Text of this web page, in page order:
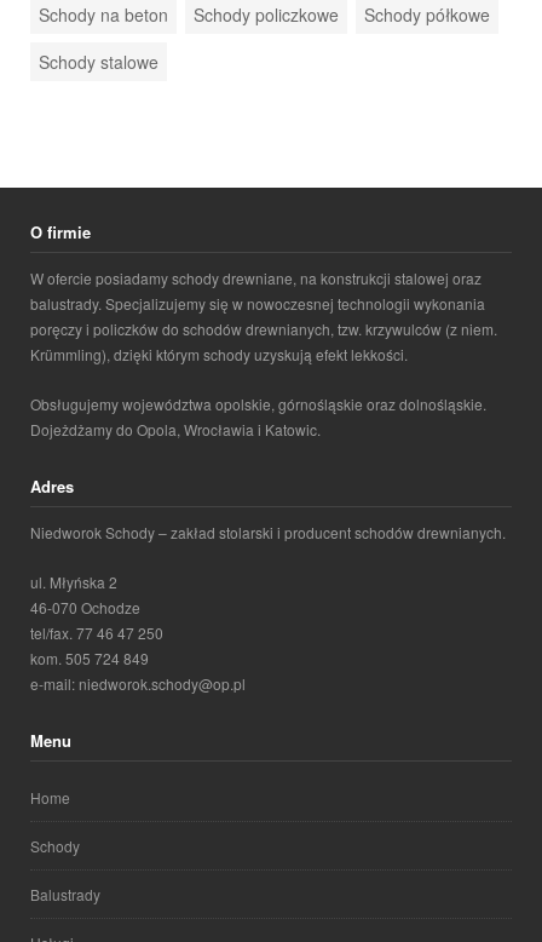
Schody na beton
Schody policzkowe
Schody półkowe
Schody stalowe
O firmie
W ofercie posiadamy schody drewniane, na konstrukcji stalowej oraz
balustrady. Specjalizujemy się w nowoczesnej technologii wykonania
poręczy i policzków do schodów drewnianych, tzw. krzywulców (z niem.
Krümmling), dzięki którym schody uzyskują efekt lekkości.
Obsługujemy województwa opolskie, górnośląskie oraz dolnośląskie.
Dojeżdżamy do Opola, Wrocławia i Katowic.
Adres
Niedworok Schody – zakład stolarski i producent schodów drewnianych.
ul. Młyńska 2
46-070 Ochodze
tel/fax. 77 46 47 250
kom. 505 724 849
e-mail: niedworok.schody@op.pl
Menu
Home
Schody
Balustrady